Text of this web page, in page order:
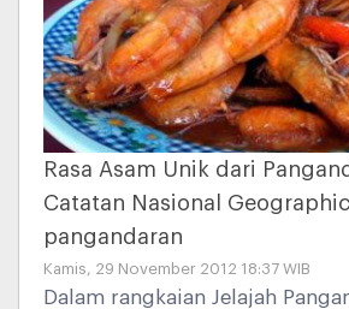
sama yaitu Rp 50.000.
Rasa Asam Unik dari
Catatan Nasional
pangandaran
Kamis, 29 November 2012 18:37 WIB
Dalam rangkaian Jelajah